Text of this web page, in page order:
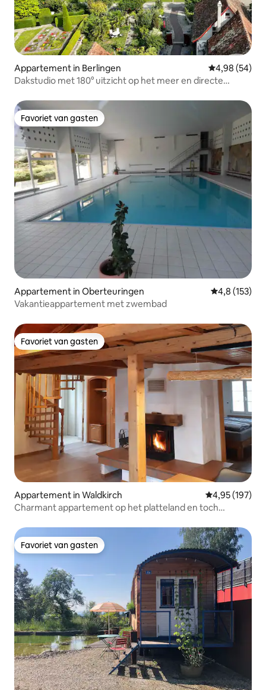
Appartement in Berlingen Gemiddelde
4,98 (54)
Dakstudio met 180° uitzicht op het meer en directe
Favoriet van gasten
Favoriet van gasten
Appartement in Oberteuringen Gemiddelde
4,8 (153)
Vakantieappartement met zwembad
Favoriet van gasten
Favoriet van gasten
Appartement in Waldkirch Gemiddelde
4,95 (197)
Charmant appartement op het platteland en toch
Favoriet van gasten
Favoriet van gasten